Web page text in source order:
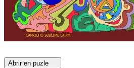
Abrir en puzle